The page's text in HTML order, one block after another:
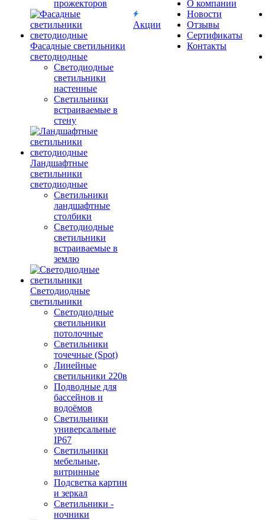
прожекторов
Фасадные светильники
светодиодные
Светодиодные
светильники
настенные
Светильники
встраиваемые в
стену
Ландшафтные
светильники
светодиодные
Светильники
ландшафтные
столбики
Светодиодные
светильники
встраиваемые в
землю
Светодиодные
светильники
Светодиодные
светильники
потолочные
Светильники
точечные (Spot)
Линейные
светильники 220в
Подводные для
бассейнов и
водоёмов
Светильники
универсальные
IP67
Светильники
мебельные,
витринные
Подсветка картин
и зеркал
Светильники -
ночники
Акции
О компании
Новости
Отзывы
Сертификаты
Контакты